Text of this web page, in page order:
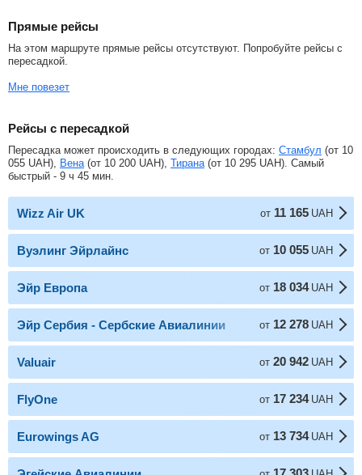
Прямые рейсы
На этом маршруте прямые рейсы отсутствуют. Попробуйте рейсы с
пересадкой.
Мне повезет
Рейсы с пересадкой
Пересадка может происходить в следующих городах: Стамбул (от 10
055 UAH), Вена (от 10 200 UAH), Тирана (от 10 295 UAH). Самый
быстрый - 9 ч 45 мин.
Wizz Air UK от 11 165 UAH
Вуэлинг Эйрлайнс от 10 055 UAH
Эйр Европа от 18 034 UAH
Эйр Сербия - Сербские Авиалинии от 12 278 UAH
Valuair от 20 942 UAH
FlyOne от 17 234 UAH
Eurowings AG от 13 734 UAH